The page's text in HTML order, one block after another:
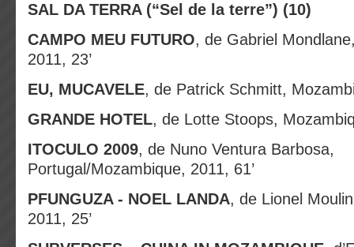
SAL DA TERRA (“Sel de la terre”) (10)
CAMPO MEU FUTURO, de Gabriel
2011, 23’
EU, MUCAVELE, de Patrick Schmitt,
GRANDE HOTEL, de Lotte Stoops,
ITOCULO 2009, de Nuno Ventura Barbosa,
Portugal/Mozambique, 2011, 61’
PFUNGUZA - NOEL LANDA, de Lionel
2011, 25’